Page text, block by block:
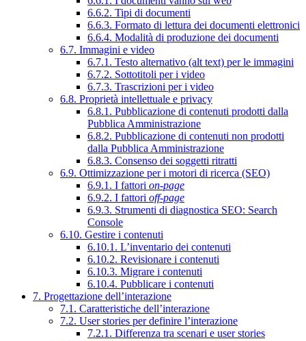
6.6.2. Tipi di documenti
6.6.3. Formato di lettura dei documenti elettronici
6.6.4. Modalità di produzione dei documenti
6.7. Immagini e video
6.7.1. Testo alternativo (alt text) per le immagini
6.7.2. Sottotitoli per i video
6.7.3. Trascrizioni per i video
6.8. Proprietà intellettuale e privacy
6.8.1. Pubblicazione di contenuti prodotti dalla
Pubblica Amministrazione
6.8.2. Pubblicazione di contenuti non prodotti
dalla Pubblica Amministrazione
6.8.3. Consenso dei soggetti ritratti
6.9. Ottimizzazione per i motori di ricerca (SEO)
6.9.1. I fattori on-page
6.9.2. I fattori off-page
6.9.3. Strumenti di diagnostica SEO: Search
Console
6.10. Gestire i contenuti
6.10.1. L’inventario dei contenuti
6.10.2. Revisionare i contenuti
6.10.3. Migrare i contenuti
6.10.4. Pubblicare i contenuti
7. Progettazione dell’interazione
7.1. Caratteristiche dell’interazione
7.2. User stories per definire l’interazione
7.2.1. Differenza tra scenari e user stories